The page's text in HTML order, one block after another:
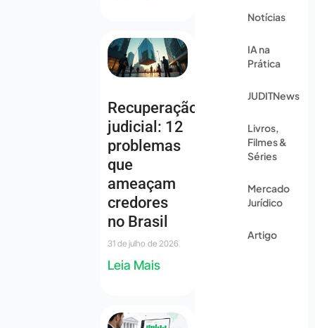
Recuperação
judicial: 12
problemas
que
ameaçam
credores
no Brasil
31 de julho de 2026
Leia Mais
Notícias
IA na
Prática
JUDITNews
Livros,
Filmes &
Séries
Mercado
Jurídico
Artigo